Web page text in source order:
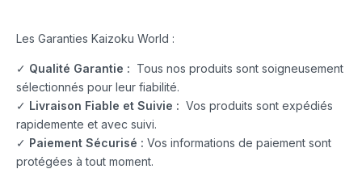
Les Garanties Kaizoku World :
✓ Qualité Garantie : Tous nos produits sont soigneusement
sélectionnés pour leur fiabilité.
✓ Livraison Fiable et Suivie : Vos produits sont expédiés
rapidemente et avec suivi.
✓ Paiement Sécurisé : Vos informations de paiement sont
protégées à tout moment.